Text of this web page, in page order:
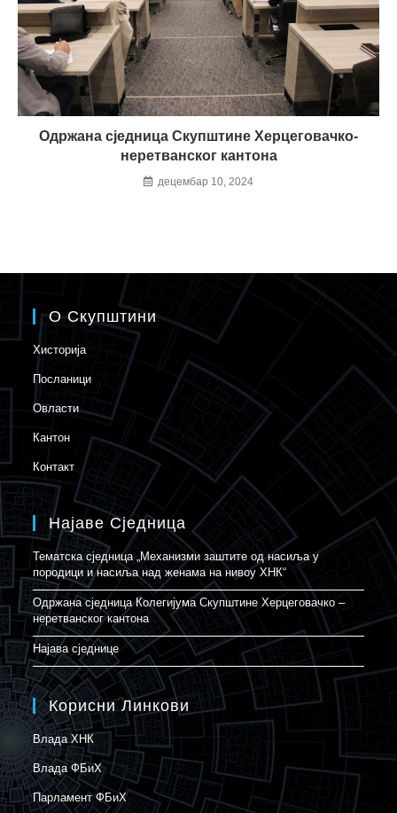
Одржана сједница Скупштине Херцеговачко-
неретванског кантона
децембар 10, 2024
О Скупштини
Хисторија
Посланици
Овласти
Кантон
Контакт
Најаве Сједница
Тематска сједница „Механизми заштите од насиља у
породици и насиља над женама на нивоу ХНК“
Одржана сједница Колегијума Скупштине Херцеговачко –
неретванског кантона
Најава сједнице
Корисни Линкови
Влада ХНК
Влада ФБиХ
Парламент ФБиХ